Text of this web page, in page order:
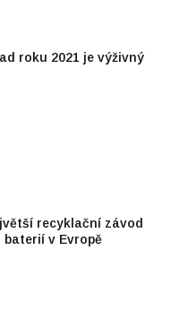
roku 2021 je výživný
recyklační závod
v Evropě